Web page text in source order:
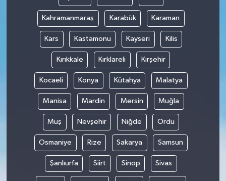
Kahramanmaraş Karabük Karaman
Kars Kastamonu Kayseri Kilis
Kırıkkale Kırklareli Kırşehir
Kocaeli Konya Kütahya Malatya
Manisa Mardin Mersin Muğla
Muş Nevşehir Niğde Ordu
Osmaniye Rize Sakarya Samsun
Şanlıurfa Siirt Sinop Sivas